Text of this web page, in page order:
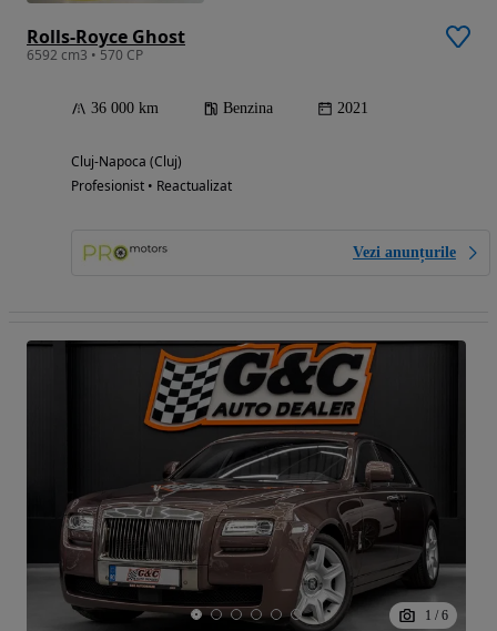
Rolls-Royce Ghost
6592 cm3 • 570 CP
36 000 km Benzina 2021
Cluj-Napoca (Cluj)
Profesionist • Reactualizat
Vezi anunțurile
1 / 6